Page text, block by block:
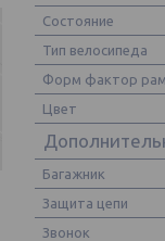
Состояние
Тип велосипеда
Форм фактор
Цвет
Багажник
Защита цепи
Звонок